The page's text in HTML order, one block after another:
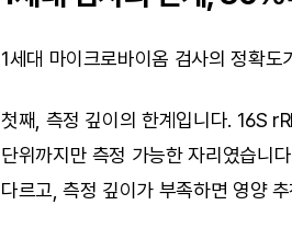
1세대 마이크로바이옴 검사의 정확
첫째, 측정 깊이의 한계입니다. 16S
단위까지만 측정 가능한 자리였습니
다르고, 측정 깊이가 부족하면 영양